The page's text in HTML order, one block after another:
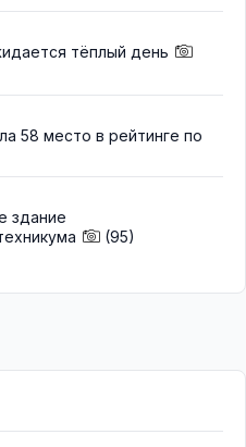
тёплый день
58 место в рейтинге по
здание
(95)